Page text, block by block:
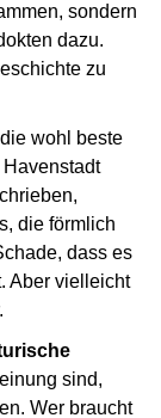
sondern
dazu.
zu
wohl beste
die förmlich
dass es
Aber vielleicht
sind,
Wer braucht